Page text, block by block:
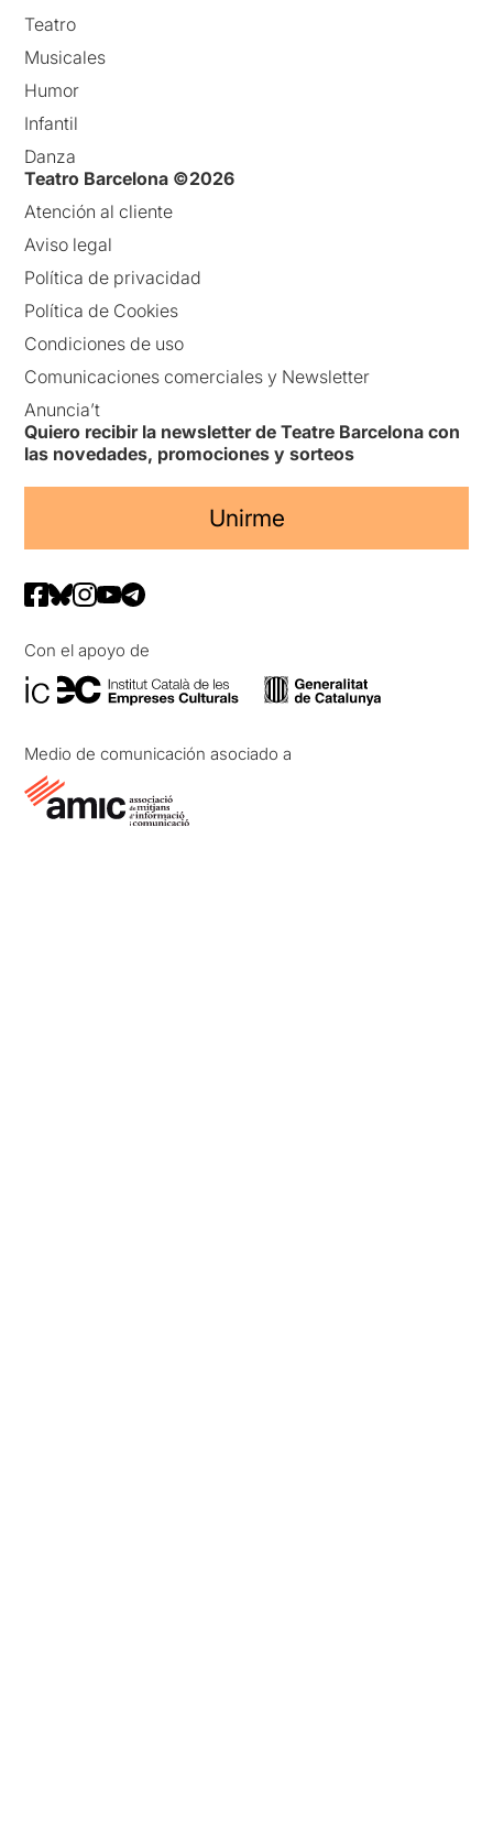
Teatro
Musicales
Humor
Infantil
Danza
Teatro Barcelona ©2026
Atención al cliente
Aviso legal
Política de privacidad
Política de Cookies
Condiciones de uso
Comunicaciones comerciales y Newsletter
Anuncia’t
Quiero recibir la newsletter de Teatre Barcelona con
las novedades, promociones y sorteos
Unirme
Con el apoyo de
Medio de comunicación asociado a